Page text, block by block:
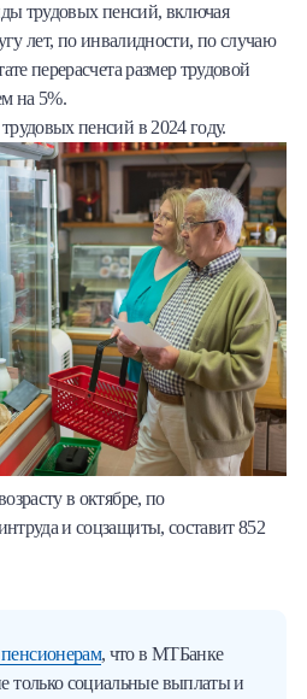
трудовых пенсий, включая
лет, по инвалидности, по случаю
перерасчета размер трудовой
на 5%.
пенсий в 2024 году.
в октябре, по
и соцзащиты, составит 852
, что в МТБанке
только социальные выплаты и